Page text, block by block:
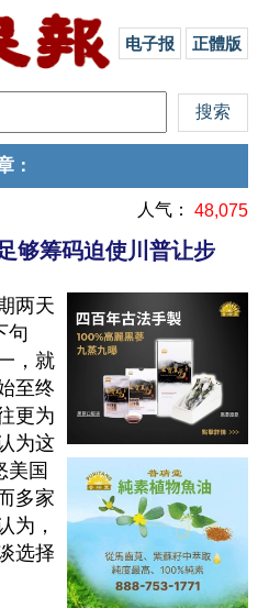
电子报 正體版
：
人气： 48,075
够筹码迫使川普让步
两天
句
，就
至终
更为
为这
美国
多家
为，
选择